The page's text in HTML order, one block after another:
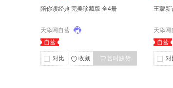
陪你读经典 完美珍藏版 全4册
天添网自营
自营
对比 收藏 暂时缺货
王蒙新
天添网
自营
对